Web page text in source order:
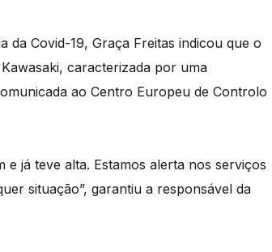
da Covid-19, Graça Freitas indicou que o
caracterizada por uma
ao Centro Europeu de Controlo
e já teve alta. Estamos alerta nos serviços
situação”, garantiu a responsável da